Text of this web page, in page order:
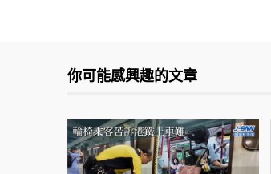
你可能感興趣的文章